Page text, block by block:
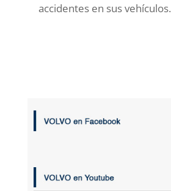
accidentes en sus vehículos.